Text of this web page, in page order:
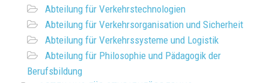
Abteilung für Verkehrstechnologien
Abteilung für Verkehrsorganisation und Sicherheit
Abteilung für Verkehrssysteme und Logistik
Abteilung für Philosophie und Pädagogik der
Berufsbildung